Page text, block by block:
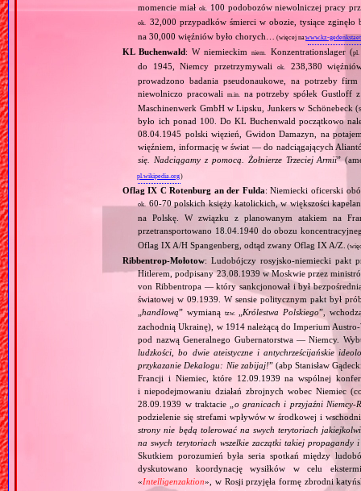
momencie miałok. 100 podobozów niewolniczej pracy
ok.
32,000 przypadków śmierci w obozie, tysiące
na 30,000 więźniów było chorych…
(więcej na:www.kz-
KL Buchenwald: W niemieckimniem. Konzentrationslager (pl.
do 1945, Niemcy przetrzymywaliok.
238,380
prowadzono badania pseudonaukowe, na potrzeby
niewolniczo pracowali
m.in.
na potrzeby spółek Gustloff
Maschinenwerk GmbH w Lipsku, Junkers w Schönebeck
było ich ponad 100. Do KL Buchenwald początkowo
08.04.1945 polski więzień, Gwidon Damazyn, na
więźniem, informację w świat — do nadciągających
się. Nadciągamy z pomocą. Żołnierze Trzeciej Armii”
pl.wikipedia.org)
Oflag IX C Rotenburg an der Fulda: Niemiecki oficerski
ok.
60‐70 polskich księży katolickich, w większości
na Polskę. W związku z planowanym atakiem na
przetransportowano 18.04.1940 do obozu
Oflag IX A/H Spangenberg, odtąd zwany Oflag IX A/Z.
Ribbentrop‐Mołotow: Ludobójczy rosyjsko‐niemiecki pakt
Hitlerem, podpisany 23.08.1939 w Moskwie przez
von Ribbentropa — który sankcjonował i był
światowej w 09.1939. W sensie politycznym pakt był
„handlową” wymianą tzw. Królestwa Polskiego”,
zachodnią Ukrainę), w 1914 należącą do Imperium
pod nazwą Generalnego Gubernatorstwa — Niemcy.
ludzkości, bo dwie ateistyczne i antychrześcijańskie
przykazanie Dekalogu: Nie zabijaj!” (abp Stanisław
Francji i Niemiec, które 12.09.1939 na wspólnej
i niepodejmowaniu działań zbrojnych wobec Niemiec
28.09.1939 w traktacie „ o granicach i przyjaźni
podzielenie się strefami wpływów w środkowej i
strony nie będą tolerować na swych terytoriach
na swych terytoriach wszelkie zaczątki takiej
Skutkiem porozumień była seria spotkań między
dyskutowano koordynację wysiłków w celu
«Intelligenzaktion», w Rosji przyjęła formę zbrodni